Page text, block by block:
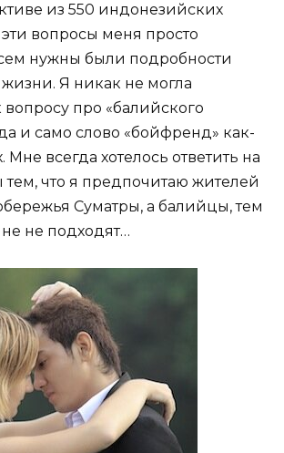
из 550 индонезийских
вопросы меня просто
нужны были подробности
Я никак не могла
про «балийского
и само слово «бойфренд» как-
Мне всегда хотелось ответить на
что я предпочитаю жителей
Суматры, а балийцы, тем
не подходят…